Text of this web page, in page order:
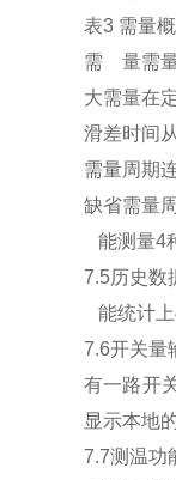
表3 需量
需 量需量
大需量在
滑差时间
需量周期
缺省需量
能测量4
7.5历史数
能统计
7.6开关量
有一路开
显示本地
7.7测温功